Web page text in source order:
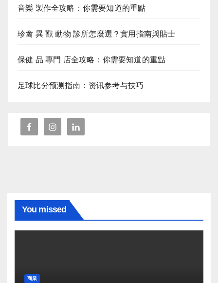
音樂 製作全攻略：你需要知道的重點
珍禽 異 獸 動物 診所怎麼選？實用指南與貼士
保健 品 專門 店全攻略：你需要知道的重點
足球比分预测指南：资讯参考与技巧
You missed
商業